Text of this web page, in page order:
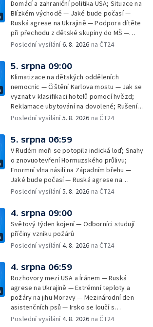
Domácí a zahraniční politika USA; Situace na
Blízkém východě — Jaké bude počasí —
Ruská agrese na Ukrajině — Podpora dítěte
při přechodu z dětské skupiny do MŠ —
Filmové premiéry týdne — Dvě deci tuše v
rakovinu prsu
Poslední vysílání6. 8. 2026 na ČT24
5. srpna 09:00
Klimatizace na dětských odděleních
nemocnic — Čištění Karlova mostu — Jak se
vyznat v klasifikaci hotelů pomocí hvězd;
Reklamace ubytování na dovolené; Rušení
dovolené kvůli přírodním živlům; Práva
na dovolené v zahraničí; Platby a výběry na
dovolené v zahraničí — Těžba léčivé rašeliny
u Malé Morávky
Poslední vysílání5. 8. 2026 na ČT24
5. srpna 06:59
V Rudém moři se potopila indická loď; Snahy
o znovuotevření Hormuzského průlivu;
Enormní vlna násilí na Západním břehu —
Jaké bude počasí — Ruská agrese na
Ukrajině — Vliv veder na lidské orgány — Při
— Třem obcím na Brněnsku dočasně došla
pitná voda — SP v orientačním běhu v Česku
— Horko a požáry sužují Evropu — Rybářský
příměstský tábor
Poslední vysílání5. 8. 2026 na ČT24
4. srpna 09:00
Světový týden kojení — Odborníci studují
příčiny vzniku požárů
Poslední vysílání4. 8. 2026 na ČT24
4. srpna 06:59
Rozhovory mezi USA a Íránem — Ruská
agrese na Ukrajině — Extrémní teploty a
požáry na jihu Moravy — Mezinárodní den
asistenčních psů — Irsko se loučí s
hudebníkem Glenem Hansardem
Poslední vysílání4. 8. 2026 na ČT24